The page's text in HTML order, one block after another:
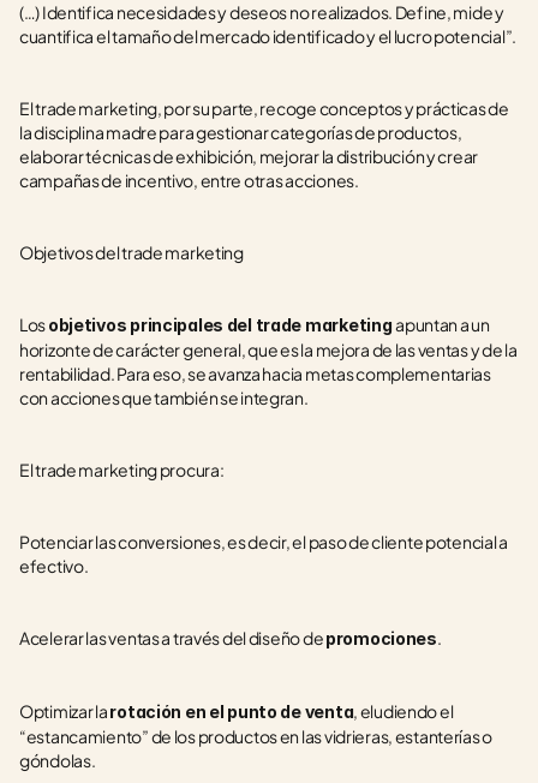
(…) Identifica necesidades y deseos no realizados. Define, mide y
cuantifica el tamaño del mercado identificado y el lucro potencial”.
El trade marketing, por su parte, recoge conceptos y prácticas de
la disciplina madre para gestionar categorías de productos,
elaborar técnicas de exhibición, mejorar la distribución y crear
campañas de incentivo, entre otras acciones.
Objetivos del trade marketing
Los objetivos principales del trade marketing apuntan a un
horizonte de carácter general, que es la mejora de las ventas y de la
rentabilidad. Para eso, se avanza hacia metas complementarias
con acciones que también se integran.
El trade marketing procura:
Potenciar las conversiones, es decir, el paso de cliente potencial a
efectivo.
Acelerar las ventas a través del diseño de promociones.
Optimizar la rotación en el punto de venta, eludiendo el
“estancamiento” de los productos en las vidrieras, estanterías o
góndolas.